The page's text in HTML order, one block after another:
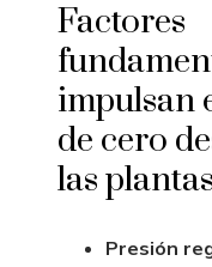
Factores
impulsan
de cero
las plantas
Presión